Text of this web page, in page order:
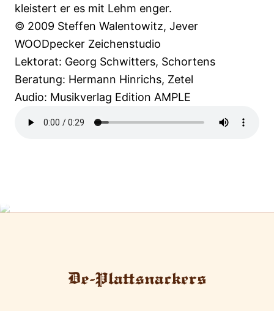
kleistert er es mit Lehm enger.
© 2009 Steffen Walentowitz, Jever
WOODpecker Zeichenstudio
Lektorat: Georg Schwitters, Schortens
Beratung: Hermann Hinrichs, Zetel
Audio: Musikverlag Edition AMPLE